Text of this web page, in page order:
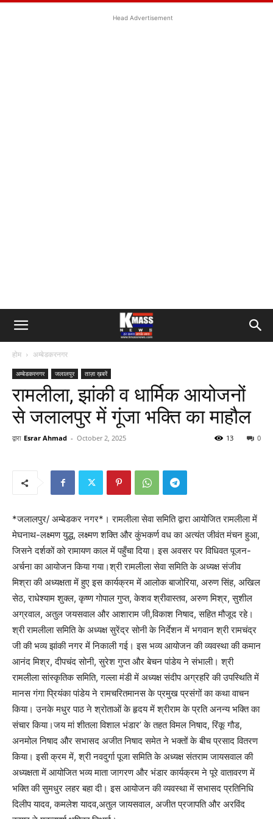
Head Advertisement
होम अम्बेडकरनगर
अम्बेडकरनगर जलालपुर ताज़ा ख़बरें
रामलीला, झांकी व धार्मिक आयोजनों
से जलालपुर में गूंजा भक्ति का माहौल
द्वारा Esrar Ahmad - October 2, 2025 0
13
*जलालपुर/ अम्बेडकर नगर*। रामलीला सेवा समिति द्वारा आयोजित रामलीला में
मेघनाथ-लक्ष्मण युद्ध, लक्ष्मण शक्ति और कुंभकर्ण वध का अत्यंत जीवंत मंचन हुआ,
जिसने दर्शकों को रामायण काल में पहुँचा दिया। इस अवसर पर विधिवत पूजन-
अर्चना का आयोजन किया गया।श्री रामलीला सेवा समिति के अध्यक्ष संजीव
मिश्रा की अध्यक्षता में हुए इस कार्यक्रम में आलोक बाजोरिया, अरुण सिंह, अखिल
सेठ, राधेश्याम शुक्ल, कृष्ण गोपाल गुप्त, केशव श्रीवास्तव, अरुण मिश्र, सुशील
अग्रवाल, अतुल जयसवाल और आशाराम जी,विकाश निषाद, सहित मौजूद रहे।
श्री रामलीला समिति के अध्यक्ष सुरेंद्र सोनी के निर्देशन में भगवान श्री रामचंद्र
जी की भव्य झांकी नगर में निकाली गई। इस भव्य आयोजन की व्यवस्था की कमान
आनंद मिश्र, दीपचंद सोनी, सुरेश गुप्त और बेचन पांडेय ने संभाली। श्री
रामलीला सांस्कृतिक समिति, गल्ला मंडी में अध्यक्ष संदीप अग्रहरि की उपस्थिति में
मानस गंगा प्रियंका पांडेय ने रामचरितमानस के प्रमुख प्रसंगों का कथा वाचन
किया। उनके मधुर पाठ ने श्रोताओं के हृदय में श्रीराम के प्रति अनन्य भक्ति का
संचार किया।जय मां शीतला विशाल भंडार’ के तहत विमल निषाद, रिंकू गौड,
अनमोल निषाद और सभासद अजीत निषाद समेत ने भक्तों के बीच प्रसाद वितरण
किया। इसी क्रम में, श्री नवदुर्गा पूजा समिति के अध्यक्ष संतराम जायसवाल की
अध्यक्षता में आयोजित भव्य माता जागरण और भंडार कार्यक्रम ने पूरे वातावरण में
भक्ति की सुमधुर लहर बहा दी। इस आयोजन की व्यवस्था में सभासद प्रतिनिधि
दिलीप यादव, कमलेश यादव,अतुल जायसवाल, अजीत प्रजापति और अरविंद